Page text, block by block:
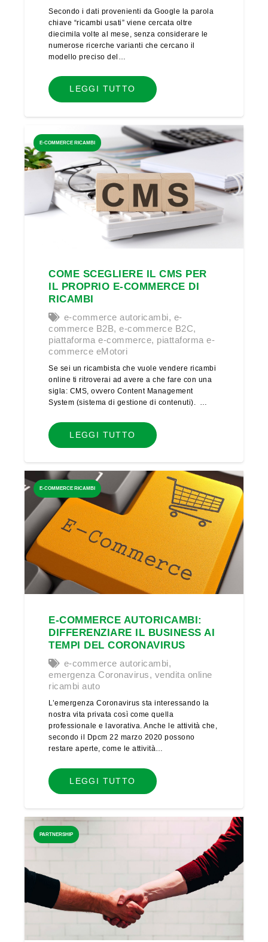
Secondo i dati provenienti da Google la parola
chiave “ricambi usati” viene cercata oltre
diecimila volte al mese, senza considerare le
numerose ricerche varianti che cercano il
modello preciso del…
LEGGI TUTTO
E-COMMERCE RICAMBI
COME SCEGLIERE IL CMS PER
IL PROPRIO E-COMMERCE DI
RICAMBI
e-commerce autoricambi, e-
commerce B2B,e-commerce B2C,
piattaforma e-commerce, piattaforma e-
commerce eMotori
Se sei un ricambista che vuole vendere ricambi
online ti ritroverai ad avere a che fare con una
sigla: CMS, ovvero Content Management
System (sistema di gestione di contenuti). …
LEGGI TUTTO
E-COMMERCE RICAMBI
E-COMMERCE AUTORICAMBI:
DIFFERENZIARE IL BUSINESS AI
TEMPI DEL CORONAVIRUS
e-commerce autoricambi,
emergenza Coronavirus, vendita online
ricambi auto
L’emergenza Coronavirus sta interessando la
nostra vita privata così come quella
professionale e lavorativa. Anche le attività che,
secondo il Dpcm 22 marzo 2020 possono
restare aperte, come le attività…
LEGGI TUTTO
PARTNERSHIP